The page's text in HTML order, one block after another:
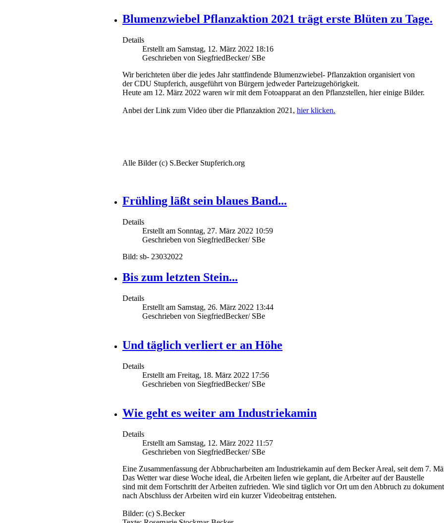
Blumenzwiebel Pflanzaktion 2021 trägt erste Blüten zu Tage.
Details
Erstellt am Samstag, 12. März 2022 18:16
Geschrieben von SiegfriedBecker/ SBe
Wir berichteten über die jedes Jahr stattfindende Blumenzwiebel- Pflanzaktion organisiert von
der CDU Stupferich, ausgeführt von Bürgern jedweder Parteizugehörigkeit.
Heute am 12. März 2022 waren wir mit dem Fotoapparat an den Pflanzstellen, hier einige Bilder.
Anbei der Link zum Video über die Pflanzaktion 2021, hier klicken.
Alle Bilder (c) S.Becker Stupferich.org
Frühling läßt sein blaues Band...
Details
Erstellt am Sonntag, 27. März 2022 10:59
Geschrieben von SiegfriedBecker/ SBe
Bild: sb- 23032022
Bis zum letzten Stein...
Details
Erstellt am Samstag, 26. März 2022 13:44
Geschrieben von SiegfriedBecker/ SBe
Und täglich verliert er an Höhe
Details
Erstellt am Freitag, 18. März 2022 17:56
Geschrieben von SiegfriedBecker/ SBe
Wie geht es weiter am Industriekamin
Details
Erstellt am Samstag, 12. März 2022 11:57
Geschrieben von SiegfriedBecker/ SBe
Eine Zusammenfassung der Abbrucharbeiten am Industriekamin auf dem Becker Areal, seit dem 7.
Das Wetter war diese Woche ideal, die Arbeiten liefen wie geplant, die Arbeiter auf der Baustelle
sind mit dem Fortschritt der Arbeiten zufrieden. Wie sind täglich vor Ort um den Abbruch zu
nach Abschluss der Arbeiten wird ein kurzer Videobeitrag entstehen.
Bilder: (c) S.Becker